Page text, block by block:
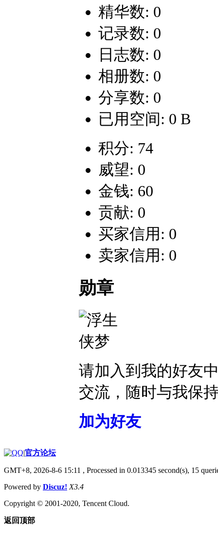
精华数: 0
记录数: 0
日志数: 0
相册数: 0
分享数: 0
已用空间: 0 B
积分: 74
威望: 0
金钱: 60
贡献: 0
买家信用: 0
卖家信用: 0
勋章
请加入到我的好友
交流，随时与我保
加为好友
|官方论坛
GMT+8, 2026-8-6 15:11 , Processed in 0.013345 second(s), 15
Powered by Discuz! X3.4
Copyright © 2001-2020, Tencent Cloud.
返回顶部